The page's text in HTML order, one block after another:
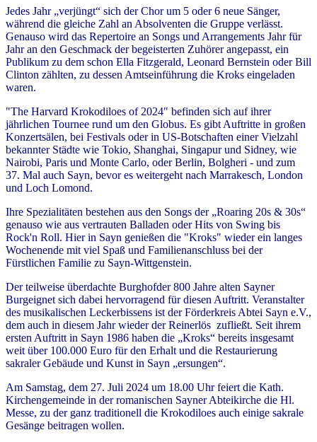
Jedes Jahr „verjüngt“ sich der Chor um 5 oder 6 neue Sänger,
während die gleiche Zahl an Absolventen die Gruppe verlässt.
Genauso wird das Repertoire an Songs und Arrangements Jahr für
Jahr an den Geschmack der begeisterten Zuhörer angepasst, ein
Publikum zu dem schon Ella Fitzgerald, Leonard Bernstein oder Bill
Clinton zählten, zu dessen Amtseinführung die Kroks eingeladen
waren.
"The Harvard Krokodiloes of 2024" befinden sich auf ihrer
jährlichen Tournee rund um den Globus. Es gibt Auftritte in großen
Konzertsälen, bei Festivals oder in US-Botschaften einer Vielzahl
bekannter Städte wie Tokio, Shanghai, Singapur und Sidney, wie
Nairobi, Paris und Monte Carlo, oder Berlin, Bolgheri - und zum
37. Mal auch Sayn, bevor es weitergeht nach Marrakesch, London
und Loch Lomond.
Ihre Spezialitäten bestehen aus den Songs der „Roaring 20s & 30s“
genauso wie aus vertrauten Balladen oder Hits von Swing bis
Rock'n Roll. Hier in Sayn genießen die "Kroks" wieder ein langes
Wochenende mit viel Spaß und Familienanschluss bei der
Fürstlichen Familie zu Sayn-Wittgenstein.
Der teilweise überdachte Burghofder 800 Jahre alten Sayner
Burgeignet sich dabei hervorragend für diesen Auftritt. Veranstalter
des musikalischen Leckerbissens ist der Förderkreis Abtei Sayn e.V.,
dem auch in diesem Jahr wieder der Reinerlös zufließt. Seit ihrem
ersten Auftritt in Sayn 1986 haben die „Kroks“ bereits insgesamt
weit über 100.000 Euro für den Erhalt und die Restaurierung
sakraler Gebäude und Kunst in Sayn „ersungen“.
Am Samstag, dem 27. Juli 2024 um 18.00 Uhr feiert die Kath.
Kirchengemeinde in der romanischen Sayner Abteikirche die Hl.
Messe, zu der ganz traditionell die Krokodiloes auch einige sakrale
Gesänge beitragen wollen.